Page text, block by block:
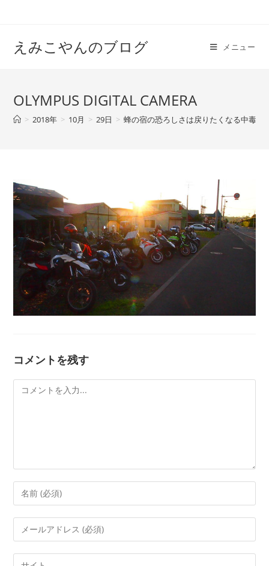
えみこやんのブログ メニュー
OLYMPUS DIGITAL CAMERA
> 2018年 > 10月 > 29日 > 蜂の宿の恐ろしさは戻りたくなる中毒性
コメントを残す